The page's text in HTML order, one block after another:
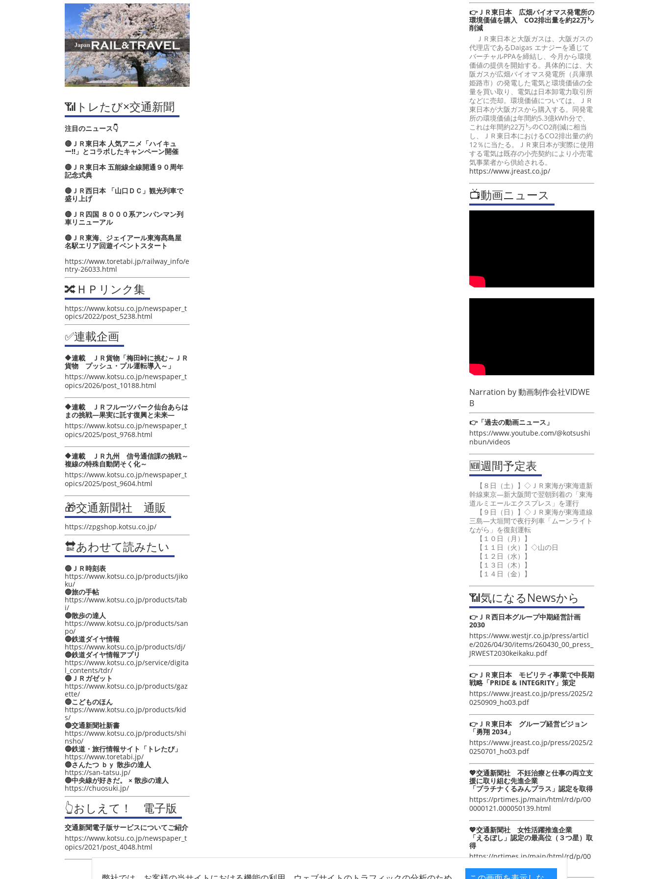
📶トレたび×交通新聞
注目のニュース👇
🔴ＪＲ東日本 人気アニメ「ハイキュ
ー‼」とコラボしたキャンペーン開催
🔴ＪＲ東日本 五能線全線開通９０周年
記念式典
🔴ＪＲ西日本 「山口ＤＣ」観光列車で
盛り上げ
🔴ＪＲ四国 ８０００系アンパンマン列
車リニューアル
🔴ＪＲ東海、ジェイアール東海髙島屋
名駅エリア回遊イベントスタート
https://www.toretabi.jp/railway_info/e
ntry-26033.html
🔀ＨＰリンク集
https://www.kotsu.co.jp/newspaper_t
opics/2022/post_5238.html
✅連載企画
🔶連載 ＪＲ貨物「梅田峠に挑む～ＪＲ
貨物 プッシュ・プル運転導入～」
https://www.kotsu.co.jp/newspaper_t
opics/2026/post_10188.html
🔶連載 ＪＲフルーツパーク仙台あらは
まの挑戦―果実に託す復興と未来―
https://www.kotsu.co.jp/newspaper_t
opics/2025/post_9768.html
🔶連載 ＪＲ九州 信号通信課の挑戦～
複線の特殊自動閉そく化～
https://www.kotsu.co.jp/newspaper_t
opics/2025/post_9604.html
🎁交通新聞社 通販
https://zpgshop.kotsu.co.jp/
🔛あわせて読みたい
🔵ＪＲ時刻表
https://www.kotsu.co.jp/products/jiko
ku/
🔵旅の手帖
https://www.kotsu.co.jp/products/tab
i/
🔵散歩の達人
https://www.kotsu.co.jp/products/san
po/
🔵鉄道ダイヤ情報
https://www.kotsu.co.jp/products/dj/
🔵鉄道ダイヤ情報アプリ
https://www.kotsu.co.jp/service/digita
l_contents/tdr/
🔵ＪＲガゼット
https://www.kotsu.co.jp/products/gaz
ette/
🔵こどものほん
https://www.kotsu.co.jp/products/kid
s/
🔵交通新聞社新書
https://www.kotsu.co.jp/products/shi
nsho/
🔵鉄道・旅行情報サイト「トレたび」
https://www.toretabi.jp/
🔵さんたつ ｂｙ 散歩の達人
https://san-tatsu.jp/
🔵中央線が好きだ。 × 散歩の達人
https://chuosuki.jp/
👆おしえて！ 電子版
交通新聞電子版サービスについてご紹介
https://www.kotsu.co.jp/newspaper_t
opics/2021/post_4048.html
👉ＪＲ東日本 広畑バイオマス発電所の
環境価値を購入 CO2排出量を約22万㌧
削減
ＪＲ東日本と大阪ガスは、大阪ガスの
代理店であるDaigas エナジーを通じて
バーチャルPPAを締結し、今月から環境
価値の提供を開始する。具体的には、大
阪ガスが広畑バイオマス発電所（兵庫県
姫路市）の発電した電気と環境価値の全
量を買い取り、電気は日本卸電力取引所
などに売却。環境価値については、ＪＲ
東日本が大阪ガスから購入する。同発電
所の環境価値は年間約5.3億kWh分で、
これは年間約22万㌧のCO2削減に相当
し、ＪＲ東日本におけるCO2排出量の約
12％に当たる。ＪＲ東日本が実際に使用
する電気は既存の小売契約により小売電
気事業者から供給される。
https://www.jreast.co.jp/
📺動画ニュース
Narration by動画制作会社VIDWE
B
👉「過去の動画ニュース」
https://www.youtube.com/@kotsushi
nbun/videos
🆕週間予定表
【８日（土）】◇ＪＲ東海が東海道新
幹線東京―新大阪間で翌朝到着の「東海
道ルミエールエクスプレス」を運行
【９日（日）】◇ＪＲ東海が東海道線
三島―大垣間で夜行列車「ムーンライト
ながら」を復刻運転
【１０日（月）】
【１１日（火）】◇山の日
【１２日（水）】
【１３日（木）】
【１４日（金）】
📶気になるNewsから
👉ＪＲ西日本グループ中期経営計画
2030
https://www.westjr.co.jp/press/articl
e/2026/04/30/items/260430_00_press_
JRWEST2030keikaku.pdf
👉ＪＲ東日本 モビリティ事業で中長期
戦略「PRIDE & INTEGRITY」策定
https://www.jreast.co.jp/press/2025/2
0250909_ho03.pdf
👉ＪＲ東日本 グループ経営ビジョン
「勇翔 2034」
https://www.jreast.co.jp/press/2025/2
0250701_ho03.pdf
💖交通新聞社 不妊治療と仕事の両立支
援に取り組む先進企業
「プラチナくるみんプラス」認定を取得
https://prtimes.jp/main/html/rd/p/00
0000121.000050139.html
💖交通新聞社 女性活躍推進企業
「えるぼし」認定の最高位（３つ星）取
得
https://prtimes.jp/main/html/rd/p/00